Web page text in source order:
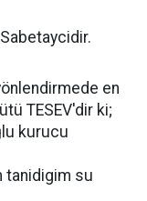
en
TESEV'dir ki;
kurucu
tanidigim su